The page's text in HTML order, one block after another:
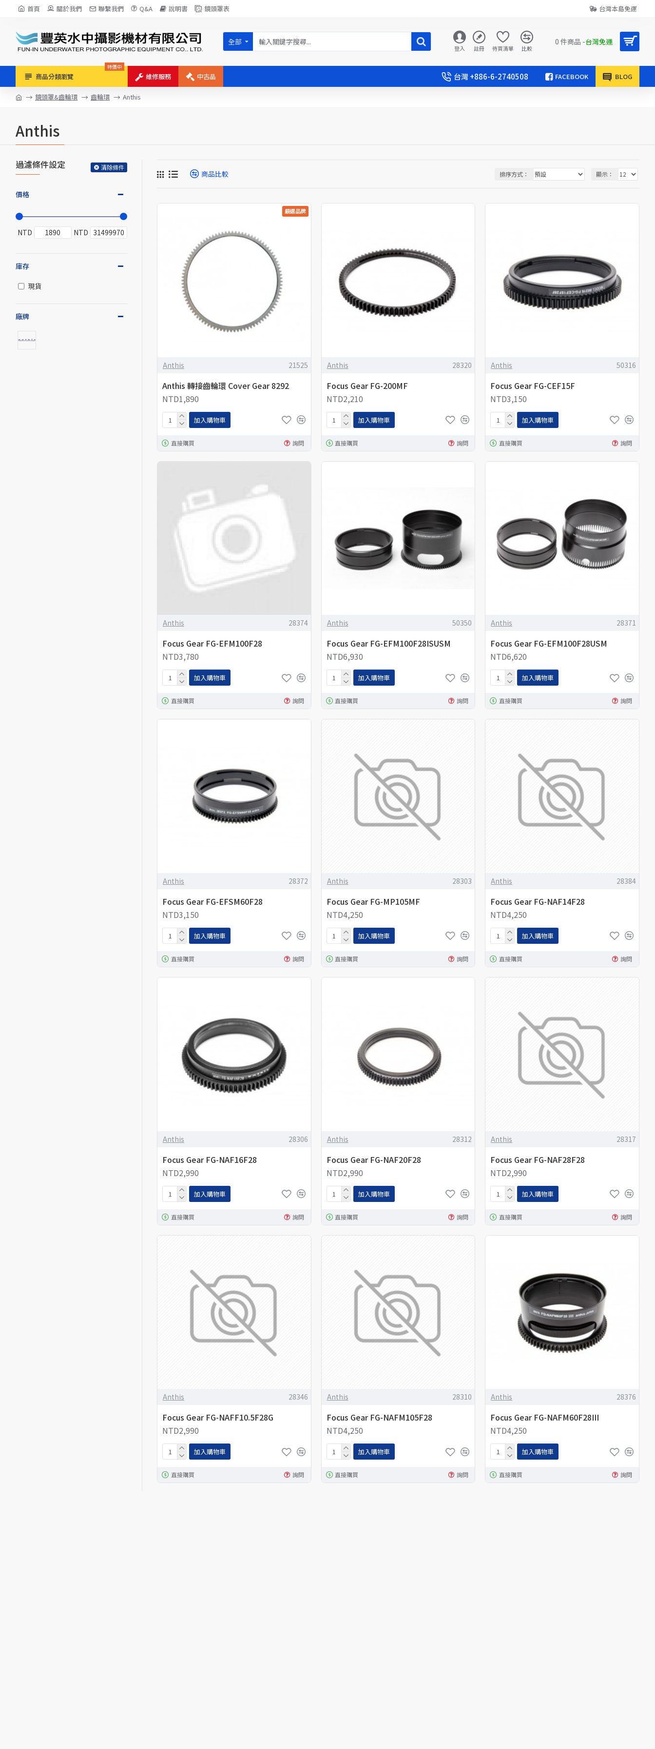
首頁 關於我們 聯繫我們 Q&A 說明書 鏡頭罩表 台灣本島免運
全部
登入 註冊 待買清單 比較
0 件商品 -台灣免運
商品分類瀏覽
特價中
維修服務 中古品 台灣 +886-6-2740508 FACEBOOK BLOG
鏡頭罩&齒輪環 齒輪環 Anthis
Anthis
過濾條件設定 清除條件
價格
NTD NTD
廠牌
庫存
現貨
商品比較 排序方式： 顯示：
嚴選品牌
Anthis 21525
Anthis 轉接齒輪環 Cover Gear 8292
NTD1,890
加入購物車
直接購買 詢問
Anthis 28320
Focus Gear FG-200MF
NTD2,210
加入購物車
直接購買 詢問
Anthis 50316
Focus Gear FG-CEF15F
NTD3,150
加入購物車
直接購買 詢問
Anthis 28374
Focus Gear FG-EFM100F28
NTD3,780
加入購物車
直接購買 詢問
Anthis 50350
Focus Gear FG-EFM100F28ISUSM
NTD6,930
加入購物車
直接購買 詢問
Anthis 28371
Focus Gear FG-EFM100F28USM
NTD6,620
加入購物車
直接購買 詢問
Anthis 28372
Focus Gear FG-EFSM60F28
NTD3,150
加入購物車
直接購買 詢問
Anthis 28303
Focus Gear FG-MP105MF
NTD4,250
加入購物車
直接購買 詢問
Anthis 28384
Focus Gear FG-NAF14F28
NTD4,250
加入購物車
直接購買 詢問
Anthis 28306
Focus Gear FG-NAF16F28
NTD2,990
加入購物車
直接購買 詢問
Anthis 28312
Focus Gear FG-NAF20F28
NTD2,990
加入購物車
直接購買 詢問
Anthis 28317
Focus Gear FG-NAF28F28
NTD2,990
加入購物車
直接購買 詢問
Anthis 28346
Focus Gear FG-NAFF10.5F28G
NTD2,990
加入購物車
直接購買 詢問
Anthis 28310
Focus Gear FG-NAFM105F28
NTD4,250
加入購物車
直接購買 詢問
Anthis 28376
Focus Gear FG-NAFM60F28III
NTD4,250
加入購物車
直接購買 詢問